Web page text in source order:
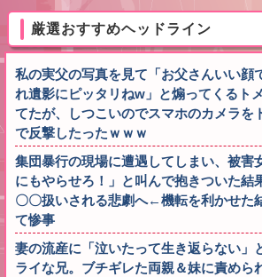
厳選おすすめヘッドライン
私の実父の写真を見て「お父さんいい顔
れ遺影にピッタリねw」と煽ってくるト
てたが、しつこいのでスマホのカメラを
で反撃したったｗｗｗ
集団暴行の現場に遭遇してしまい、被害
にもやらせろ！」と叫んで抱きついた
〇〇扱いされる悲劇へ←機転を利かせた
て惨事
妻の流産に「泣いたって生き返らない」
ライな兄。ブチギレた両親＆妹に責めら